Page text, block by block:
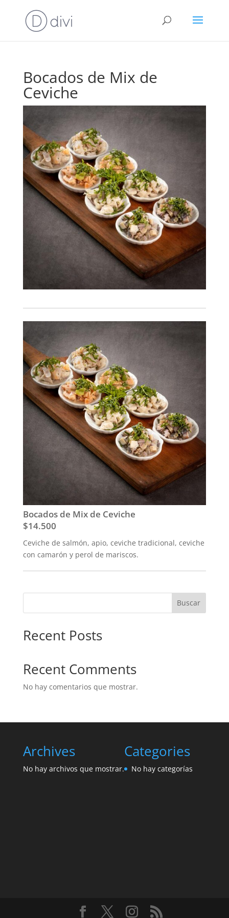
Bocados de Mix de
Ceviche
Bocados de Mix de Ceviche
$14.500
Ceviche de salmón, apio, ceviche tradicional, ceviche
con camarón y perol de mariscos.
Buscar
Recent Posts
Recent Comments
No hay comentarios que mostrar.
Archives
No hay archivos que mostrar.
Categories
No hay categorías